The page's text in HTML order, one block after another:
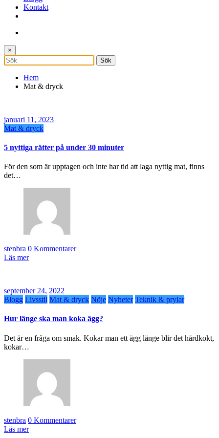
Kontakt
×
Hem
Mat & dryck
januari 11, 2023
Mat & dryck
5 nyttiga rätter på under 30 minuter
För den som är upptagen och inte har tid att laga nyttig mat, finns
det…
stenbra 0 Kommentarer
Läs mer
september 24, 2022
Blogg Livsstil Mat & dryck Nöje Nyheter Teknik & prylar
Hur länge ska man koka ägg?
Det är en fråga om smak. Kokar man ett ägg länge blir det hårdkokt,
kokar…
stenbra 0 Kommentarer
Läs mer